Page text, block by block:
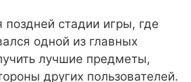
поздней стадии игры, где
одной из главных
лучшие предметы,
других пользователей.